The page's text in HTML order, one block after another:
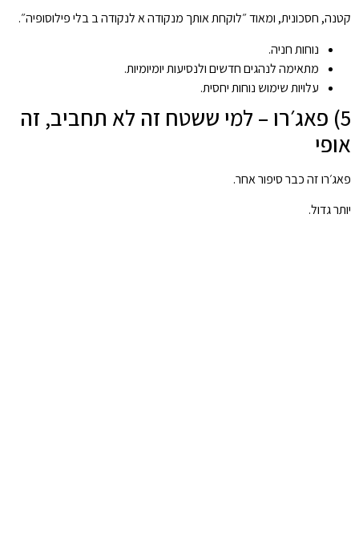
קטנה, חסכונית, ומאוד ״לוקחת אותך מנקודה א לנקודה ב בלי פילוסופיה״.
נוחות חניה.
מתאימה לנהגים חדשים ולנסיעות יומיומיות.
עלויות שימוש נוחות יחסית.
5) פאג׳רו – למי ששטח זה לא תחביב, זה
אופי
פאג׳רו זה כבר סיפור אחר.
יותר גדול.